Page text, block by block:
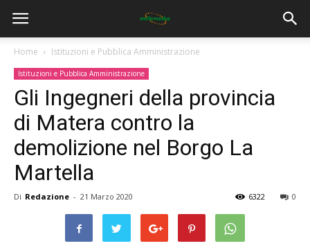
Home Istituzioni e Pubblica Amministrazione
Istituzioni e Pubblica Amministrazione
Gli Ingegneri della provincia
di Matera contro la
demolizione nel Borgo La
Martella
Di Redazione - 21 Marzo 2020 0
6322